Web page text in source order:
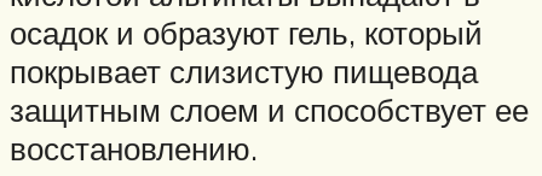
осадок и образуют гель, который
покрывает слизистую пищевода
защитным слоем и способствует ее
восстановлению.